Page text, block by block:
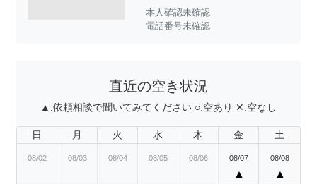
本人確認未確認
電話番号未確認
直近の空き状況
▲:依頼相談で聞いてみてください ○:空あり ✕:空なし
日 月 火 水 木 金 土
08/02 08/03 08/04 08/05 08/06 08/07
▲
08/08
▲